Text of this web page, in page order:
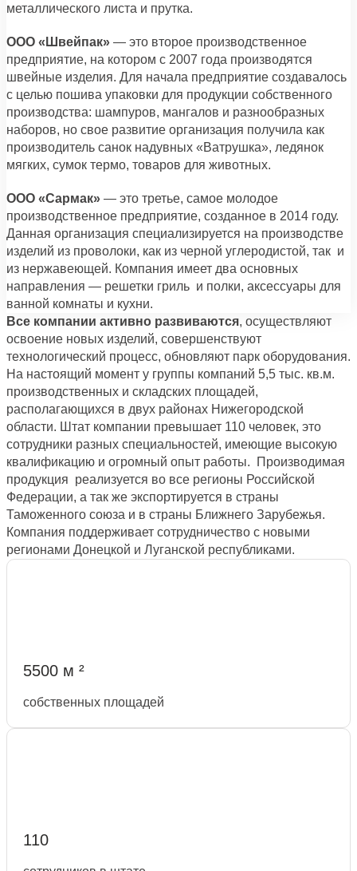
металлического листа и прутка.
ООО «Швейпак» — это второе производственное
предприятие, на котором с 2007 года производятся
швейные изделия. Для начала предприятие создавалось
с целью пошива упаковки для продукции собственного
производства: шампуров, мангалов и разнообразных
наборов, но свое развитие организация получила как
производитель санок надувных «Ватрушка», ледянок
мягких, сумок термо, товаров для животных.
ООО «Сармак» — это третье, самое молодое
производственное предприятие, созданное в 2014 году.
Данная организация специализируется на производстве
изделий из проволоки, как из черной углеродистой, так и
из нержавеющей. Компания имеет два основных
направления — решетки гриль и полки, аксессуары для
ванной комнаты и кухни.
Все компании активно развиваются, осуществляют
освоение новых изделий, совершенствуют
технологический процесс, обновляют парк оборудования.
На настоящий момент у группы компаний 5,5 тыс. кв.м.
производственных и складских площадей,
располагающихся в двух районах Нижегородской
области. Штат компании превышает 110 человек, это
сотрудники разных специальностей, имеющие высокую
квалификацию и огромный опыт работы. Производимая
продукция реализуется во все регионы Российской
Федерации, а так же экспортируется в страны
Таможенного союза и в страны Ближнего Зарубежья.
Компания поддерживает сотрудничество с новыми
регионами Донецкой и Луганской республиками.
5500 м ²
собственных площадей
110